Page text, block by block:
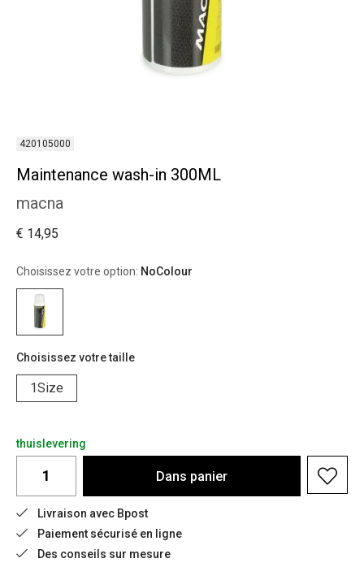
420105000
Maintenance wash-in 300ML
macna
€ 14,95
Choisissez votre option: NoColour
Choisissez votre taille
1Size
thuislevering
Dans panier
Livraison avec Bpost
Paiement sécurisé en ligne
Des conseils sur mesure